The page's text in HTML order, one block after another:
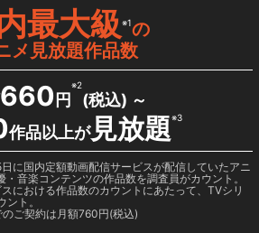
最大級※1の
メ見放題作品数
660 円
※2
(税込) ～
作品以上が見放題※3
に国内定額動画配信サービスが配信していたアニ
・音楽コンテンツの作品数を調査員がカウント。
における作品数のカウントにあたって、TVシリ
ト。
のご契約は月額760円(税込)